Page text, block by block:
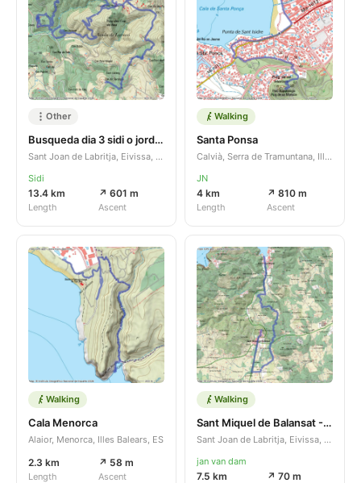
Other
Busqueda dia 3 sidi o jordan
Sant Joan de Labritja, Eivissa, Illes Balears, ES
Sidi
13.4 km
Length
↗ 601 m
Ascent
Walking
Santa Ponsa
Calvià, Serra de Tramuntana, Illes Balears, ES
JN
4 km
Length
↗ 810 m
Ascent
Walking
Cala Menorca
Alaior, Menorca, Illes Balears, ES
2.3 km
Length
↗ 58 m
Ascent
Walking
Sant Miquel de Balansat - Multons
Sant Joan de Labritja, Eivissa, Illes Balears, ES
jan van dam
7.5 km ↗ 70 m